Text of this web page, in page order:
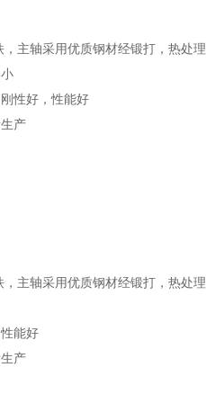
主轴采用优质钢材经锻打，热处理
性好，性能好
产
主轴采用优质钢材经锻打，热处理
能好
产